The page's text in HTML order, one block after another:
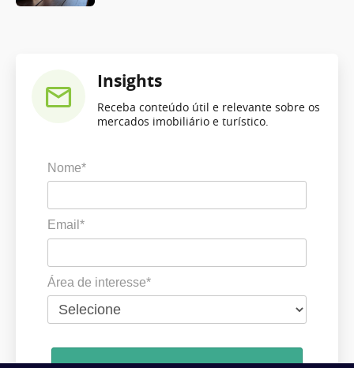
Insights
Receba conteúdo útil e relevante sobre os
mercados imobiliário e turístico.
Nome*
Email*
Área de interesse*